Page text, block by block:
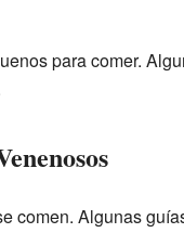
para comer.
comen. Algunas